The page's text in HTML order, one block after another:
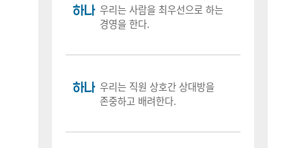
하나 우리는 사람을 최우선으로 하는
경영을 한다.
하나 우리는 직원 상호간 상대방을
존중하고 배려한다.